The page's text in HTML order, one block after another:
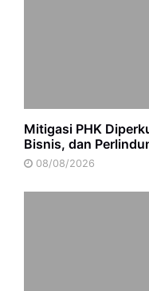
Mitigasi PHK
Bisnis, dan
08/08/2026